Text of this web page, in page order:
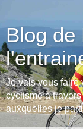
Blog de
Je vais vous faire
cyclisme à
auxquelles je